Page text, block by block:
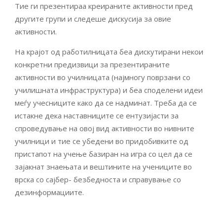
Тие ги презентираа креираните активности пред
другите групи и следеше дискусија за овие
активности.
На крајот од работилницата беа дискутирани некои
конкретни предизвици за презентираните
активности во училницата (најмногу поврзани со
училишната инфраструктура) и беа споделени идеи
меѓу учесниците како да се надминат. Треба да се
истакне дека наставниците се ентузијасти за
спроведување на овој вид активности во нивните
училници и тие се убедени во придобивките од
пристапот на учење базиран на игра со цел да се
зајакнат знаењата и вештините на учениците во
врска со сајбер- безбедноста и справување со
дезинформациите.